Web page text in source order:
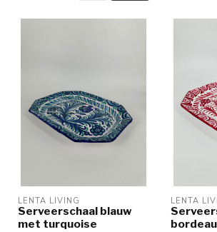
LENTA LIVING
Serveerschaal blauw
met turquoise
LENTA